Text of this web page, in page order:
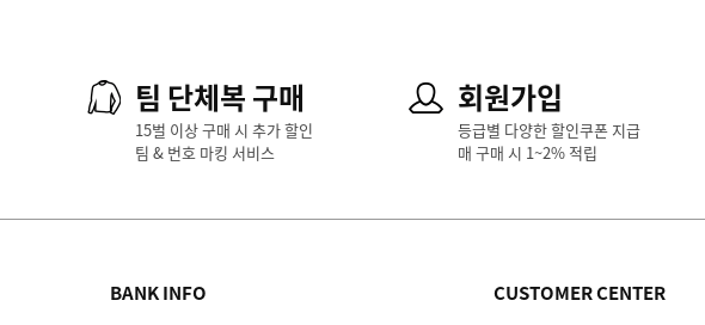
팀 단체복 구매
15벌 이상 구매 시 추가 할인
팀 & 번호 마킹 서비스
회원가입
등급별 다양한 할인쿠폰 지급
매 구매 시 1~2% 적립
BANK INFO CUSTOMER CENTER